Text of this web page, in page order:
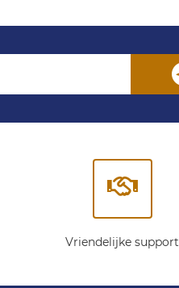
Vriendelijke support